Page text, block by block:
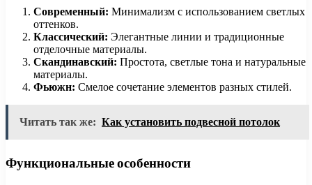
Современный: Минимализм с использованием светлых
оттенков.
Классический: Элегантные линии и традиционные
отделочные материалы.
Скандинавский: Простота, светлые тона и натуральные
материалы.
Фьюжн: Смелое сочетание элементов разных стилей.
Читать так же: Как установить подвесной потолок
Функциональные особенности